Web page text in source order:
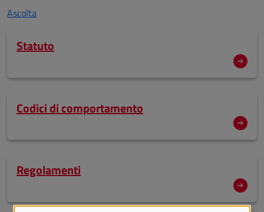
Ascolta
Statuto
Codici di comportamento
Regolamenti